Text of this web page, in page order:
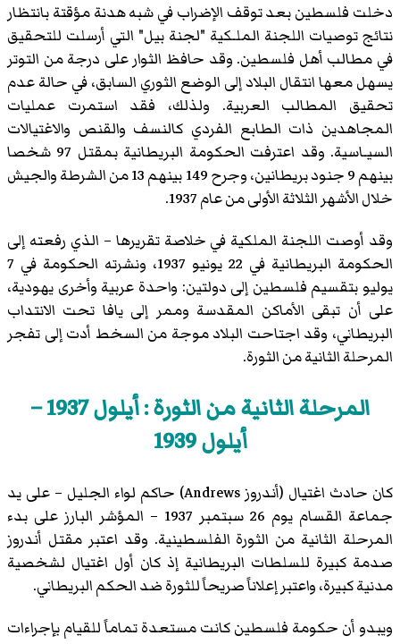
دخلت فلسطين بعد توقف الإضراب في شبه هدنة مؤقتة بانتظار
نتائج توصيات اللجنة الملـكية "لجنة بيل" التي أرسلت للتحقيق
في مطالب أهل فلسطين. وقد حافظ الثوار على درجة من التوتر
يسهل معها انتقال البلاد إلى الوضع الثوري السابق، في حالة عدم
تحقيق المطالب العربية. ولذلك، فقد استمرت عمليات
المجاهدين ذات الطابع الفردي كالنسف والقنص والاغتيالات
السيـاسية. وقد اعترفت الحكومة البريطانية بمقتل 97 شخصا
بينهم 9 جنود بريطانين، وجرح 149 بينهم 13 من الشرطة والجيش
خلال الأشهر الثلاثة الأولى من عام 1937.
وقد أوصت اللجنة الملكية في خلاصة تقريرها – الذي رفعته إلى
الحكومة البريطانية في 22 يونيو 1937، ونشرته الحكومة في 7
يوليو بتقسيم فلسطين إلى دولتين: واحدة عربية وأخرى يهودية،
على أن تبقى الأماكن المقدسة وممر إلى يافا تحت الانتداب
البريطاني، وقد اجتاحت البلاد موجة من السخط أدت إلى تفجر
المرحلة الثانية من الثورة.
المرحلة الثانية من الثورة : أيلول 1937 –
أيلول 1939
كان حادث اغتيال (أندروز Andrews) حاكم لواء الجليل – على يد
جماعة القسام يوم 26 سبتمبر 1937 – المؤشر البارز على بدء
المرحلة الثانية من الثورة الفلسطينية. وقد اعتبر مقتل أندروز
صدمة كبيرة للسلطات البريطانية إذ كان أول اغتيال لشخصية
مدنية كبيرة، واعتبر إعلاناً صريحاً للثورة ضد الحكم البريطاني.
ويبدو أن حكومة فلسطين كانت مستعدة تماماً للقيام بإجراءات